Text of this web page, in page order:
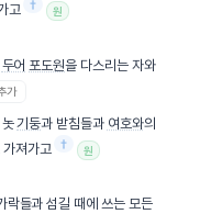
고 † 원
두어 포도원을 다스리는 자와
가
놋기둥과 받침들과 여호와의
가져가고 † 원
락들과 섬길 때에 쓰는 모든